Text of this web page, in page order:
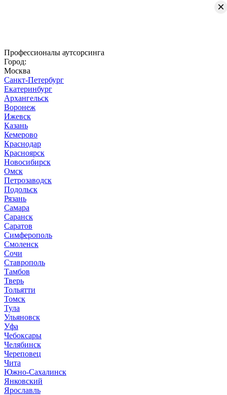
Профессионалы аутсорсинга
Город:
Москва
Санкт-Петербург
Екатеринбург
Архангельск
Воронеж
Ижевск
Казань
Кемерово
Краснодар
Красноярск
Новосибирск
Омск
Петрозаводск
Подольск
Рязань
Самара
Саранск
Саратов
Симферополь
Смоленск
Сочи
Ставрополь
Тамбов
Тверь
Тольятти
Томск
Тула
Ульяновск
Уфа
Чебоксары
Челябинск
Череповец
Чита
Южно-Сахалинск
Янковский
Ярославль
×